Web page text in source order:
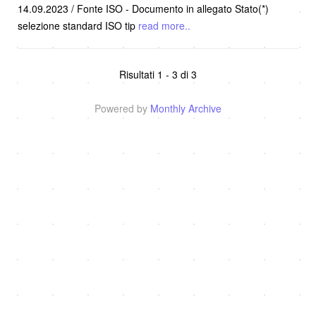
14.09.2023 / Fonte ISO - Documento in allegato Stato(*)
selezione standard ISO tip read more..
Risultati 1 - 3 di 3
Powered by Monthly Archive